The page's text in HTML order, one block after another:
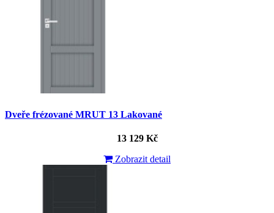
Dveře frézované MRUT 13 Lakované
13 129 Kč
Zobrazit detail